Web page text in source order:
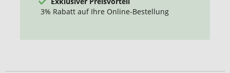
3% Rabatt auf Ihre Online-Bestellung